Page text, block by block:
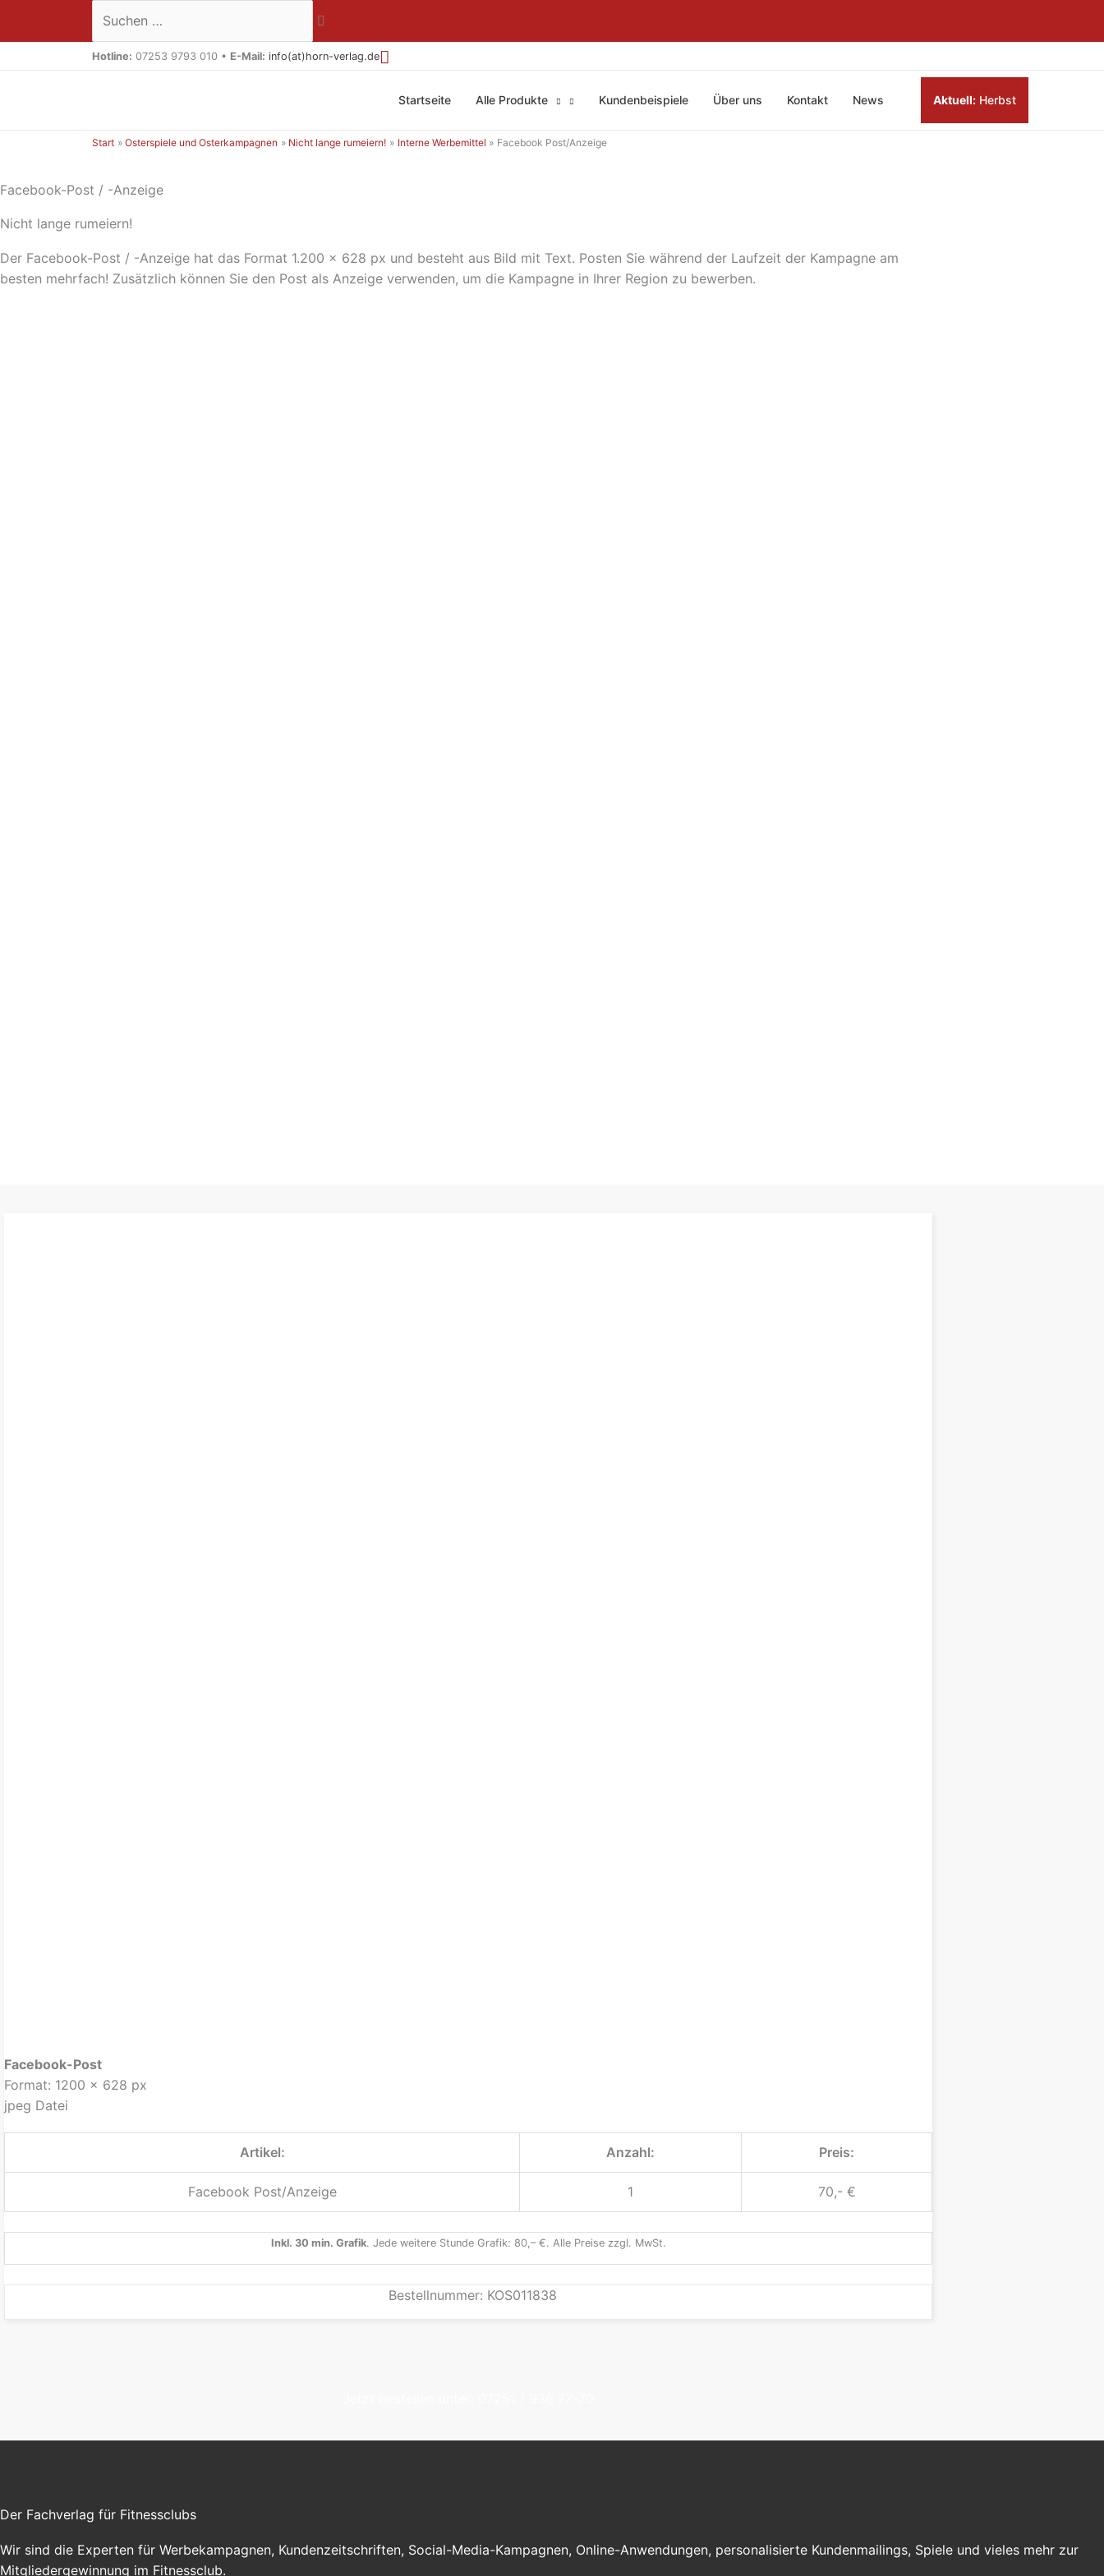
Suchen …
Hotline: 07253 9793 010 • E-Mail: info(at)horn-verlag.de
Startseite Alle Produkte Kundenbeispiele Über uns Kontakt News Aktuell: Herbst
Start Osterspiele und Osterkampagnen Nicht lange rumeiern! Interne Werbemittel Facebook Post/Anzeige
Facebook-Post / -Anzeige
Nicht lange rumeiern!
Der Facebook-Post / -Anzeige hat das Format 1.200 x 628 px und besteht aus Bild mit Text. Posten Sie während der Laufzeit der Kampagne am
besten mehrfach! Zusätzlich können Sie den Post als Anzeige verwenden, um die Kampagne in Ihrer Region zu bewerben.
Facebook-Post
Format: 1200 x 628 px
jpeg Datei
Artikel: Anzahl: Preis:
Facebook Post/Anzeige 1 70,- €
Inkl. 30 min. Grafik. Jede weitere Stunde Grafik: 80,– €. Alle Preise zzgl. MwSt.
Bestellnummer: KOS011838
Der Fachverlag für Fitnessclubs
Wir sind die Experten für Werbekampagnen, Kundenzeitschriften, Social-Media-Kampagnen, Online-Anwendungen, personalisierte Kundenmailings, Spiele und vieles mehr zur
Mitgliedergewinnung im Fitnessclub.